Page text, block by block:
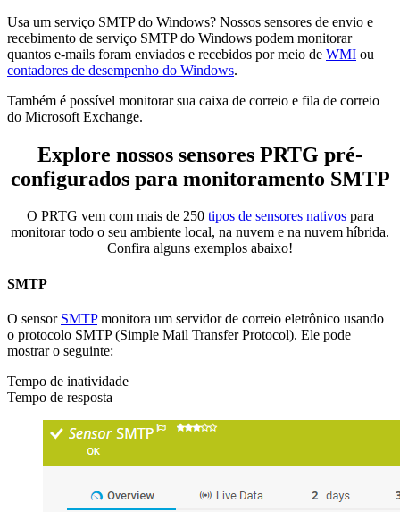
Usa um serviço SMTP do Windows? Nossos sensores de envio e
recebimento de serviço SMTP do Windows podem monitorar
quantos e-mails foram enviados e recebidos por meio de WMI ou
contadores de desempenho do Windows.
Também é possível monitorar sua caixa de correio e fila de correio
do Microsoft Exchange.
Explore nossos sensores PRTG pré-
configurados para monitoramento SMTP
O PRTG vem com mais de 250 tipos de sensores nativospara
monitorar todo o seu ambiente local, na nuvem e na nuvem híbrida.
Confira alguns exemplos abaixo!
SMTP
O sensor SMTPmonitora um servidor de correio eletrônico usando
o protocolo SMTP (Simple Mail Transfer Protocol). Ele pode
mostrar o seguinte:
Tempo de inatividade
Tempo de resposta